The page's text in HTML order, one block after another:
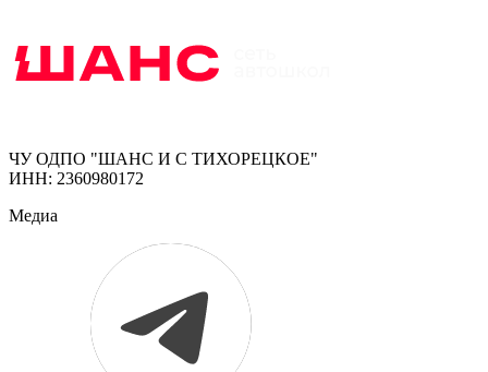
ЧУ ОДПО "ШАНС И С ТИХОРЕЦКОЕ"
ИНН: 2360980172
Медиа